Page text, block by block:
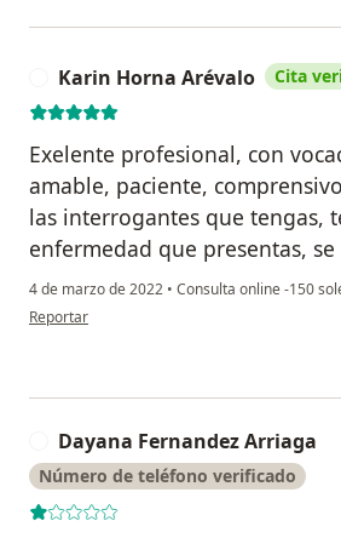
Karin Horna Arévalo Cita
Exelente profesional, con
amable, paciente,
las interrogantes que tengas,
enfermedad que presentas,
4 de marzo de 2022 • Consulta online -150
en opinión del usuario Karin Horna Arévalo
Reportar
Dayana Fernandez Arriaga
Número de teléfono verificado